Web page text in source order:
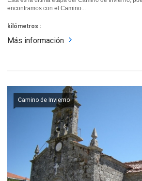
encontramos con el Camino...
kilómetros :
Más información
Camino de Invierno